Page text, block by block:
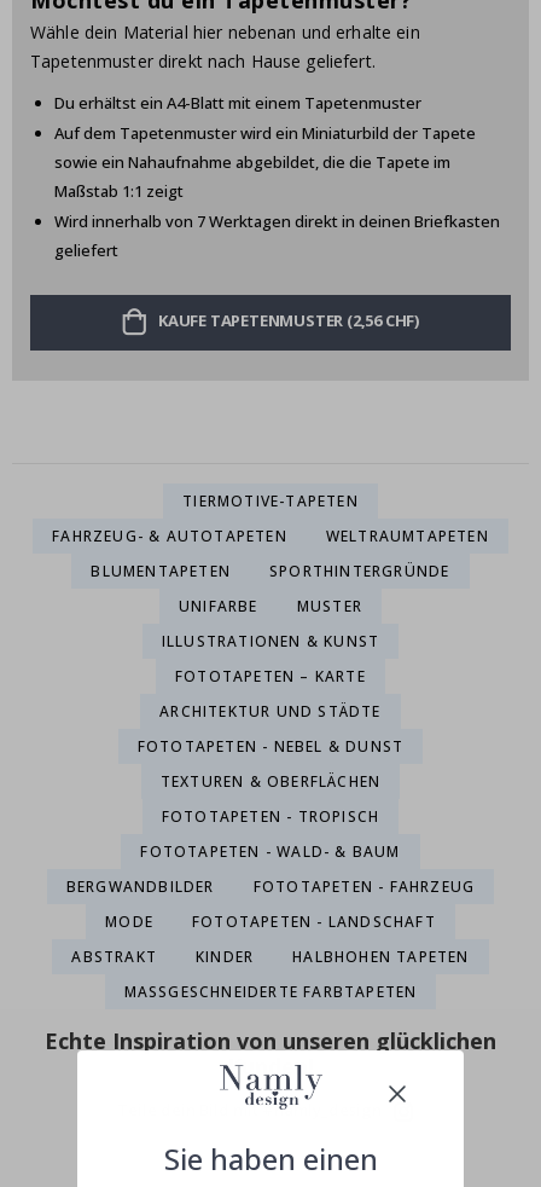
Wähle dein Material hier nebenan und erhalte ein
Tapetenmuster direkt nach Hause geliefert.
Du erhältst ein A4-Blatt mit einem Tapetenmuster
Auf dem Tapetenmuster wird ein Miniaturbild der Tapete
sowie ein Nahaufnahme abgebildet, die die Tapete im
Maßstab 1:1 zeigt
Wird innerhalb von 7 Werktagen direkt in deinen Briefkasten
geliefert
KAUFE TAPETENMUSTER (2,56 CHF)
TIERMOTIVE-TAPETEN
FAHRZEUG- & AUTOTAPETEN
WELTRAUMTAPETEN
BLUMENTAPETEN
SPORTHINTERGRÜNDE
UNIFARBE
MUSTER
ILLUSTRATIONEN & KUNST
FOTOTAPETEN – KARTE
ARCHITEKTUR UND STÄDTE
FOTOTAPETEN - NEBEL & DUNST
TEXTUREN & OBERFLÄCHEN
FOTOTAPETEN - TROPISCH
FOTOTAPETEN - WALD- & BAUM
BERGWANDBILDER
FOTOTAPETEN - FAHRZEUG
MODE
FOTOTAPETEN - LANDSCHAFT
ABSTRAKT
KINDER
HALBHOHEN TAPETEN
MASSGESCHNEIDERTE FARBTAPETEN
Echte Inspiration von unseren glücklichen
Kunden!
Teile dein Bild mit #namly_design
Sie haben einen